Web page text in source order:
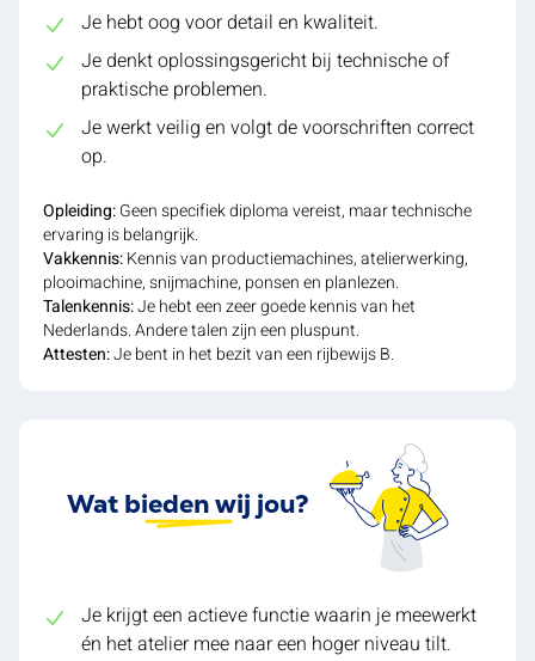
Je hebt oog voor detail en kwaliteit.
Je denkt oplossingsgericht bij technische of
praktische problemen.
Je werkt veilig en volgt de voorschriften correct
op.
Opleiding:Geen specifiek diploma vereist, maar technische
ervaring is belangrijk.
Vakkennis:Kennis van productiemachines, atelierwerking,
plooimachine, snijmachine, ponsen en planlezen.
Talenkennis:Je hebt een zeer goede kennis van het
Nederlands. Andere talen zijn een pluspunt.
Attesten:Je bent in het bezit van een rijbewijs B.
Wat bieden wij jou?
Je krijgt een actieve functie waarin je meewerkt
én het atelier mee naar een hoger niveau tilt.